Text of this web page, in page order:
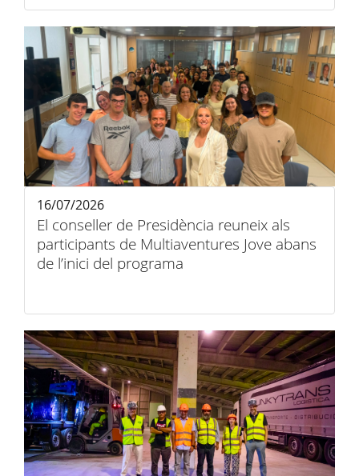
El conseller de Presidència reuneix als
participants de Multiaventures Jove abans
de l’inici del programa
16/07/2026